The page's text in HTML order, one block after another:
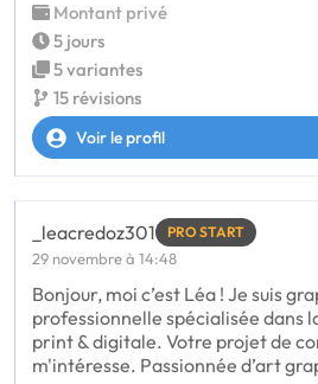
Montant privé
5 jours
5 variantes
15 révisions
Voir le profil
_leacredoz301 PRO START
29 novembre à 14:48
Bonjour, moi c’est Léa ! Je suis
professionnelle spécialisée dans
print & digitale. Votre projet de
m'intéresse. Passionnée d’art